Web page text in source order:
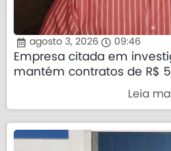
agosto 3, 2026 09:46
Empresa citada em
mantém contratos de R$
Leia